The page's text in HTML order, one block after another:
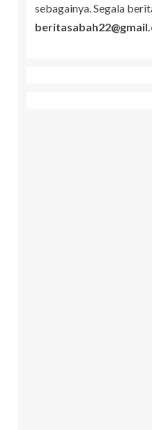
sebagainya. Segala